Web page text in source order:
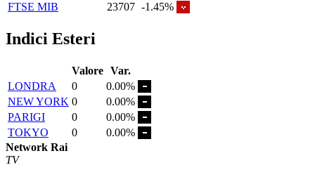
FTSE MIB
23707 -1.45%
Indici Esteri
Valore Var.
LONDRA
0
0.00%
NEW YORK 0
0.00%
PARIGI
0
0.00%
TOKYO
0
0.00%
Network Rai
TV